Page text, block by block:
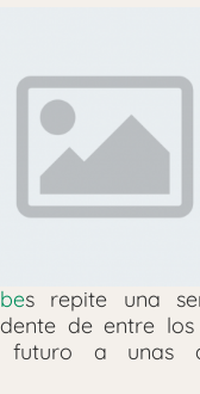
s repite una
de entre
futuro a unas